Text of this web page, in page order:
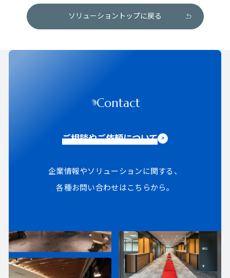
ソリューショントップに戻る
Contact
ご相談やご依頼について
企業情報やソリューションに関する、
各種お問い合わせはこちらから。